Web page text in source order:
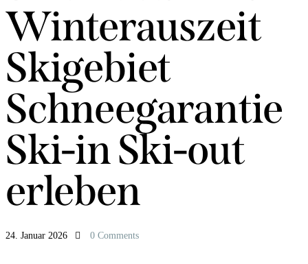
Winterauszeit
Skigebiet
Schneegarantie
Ski-in Ski-out
erleben
24. Januar 2026 0 Comments